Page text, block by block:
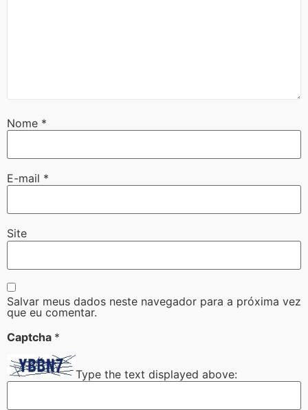
Nome *
E-mail *
Site
Salvar meus dados neste navegador para a próxima vez
que eu comentar.
Captcha *
Type the text displayed above: